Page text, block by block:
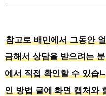
참고로 배민에서 그동안
금해서 상담을 받으려는
에서 직접 확인할 수 있습
인 방법 글에 화면 캡처와